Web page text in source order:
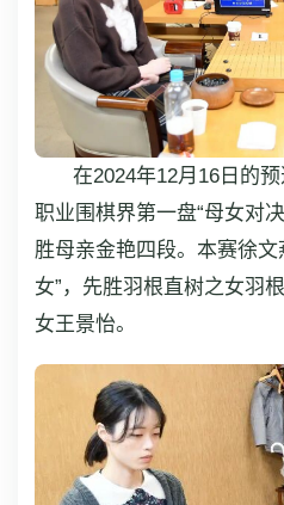
在2024年12月16日的
职业围棋界第一盘“母女对
胜母亲金艳四段。本赛徐文
女”，先胜羽根直树之女羽
女王景怡。